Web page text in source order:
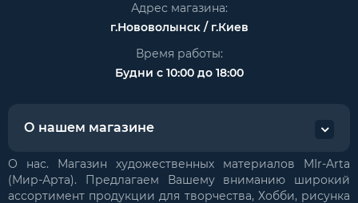
Адрес магазина:
г.Нововолынск / г.Киев
Время работы:
Будни с 10:00 до 18:00
О нашем магазине
О нас. Магазин художественных материалов MIr-Arta
(Мир-Арта). Предлагаем Вашему вниманию широкий
ассортимент продукции для творчества, Хобби, рисунка